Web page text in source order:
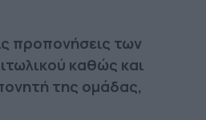
προπονήσεις των
καθώς και
της ομάδας,